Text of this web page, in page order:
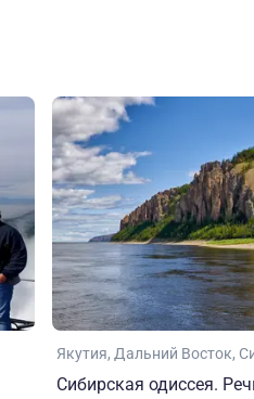
Якутия Дальний Восток
Сибирская одиссея.